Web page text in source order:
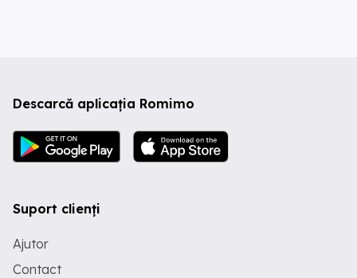
Descarcă aplicația Romimo
Suport clienți
Ajutor
Contact